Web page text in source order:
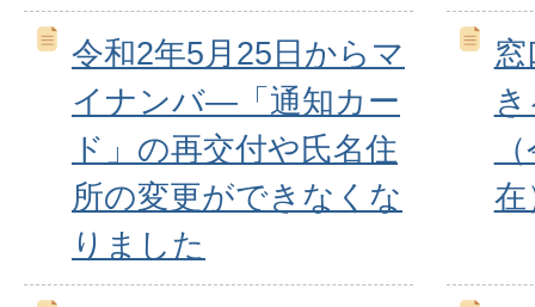
令和2年5月25日からマ
イナンバ―「通知カー
ド」の再交付や氏名住
所の変更ができなくな
りました
在